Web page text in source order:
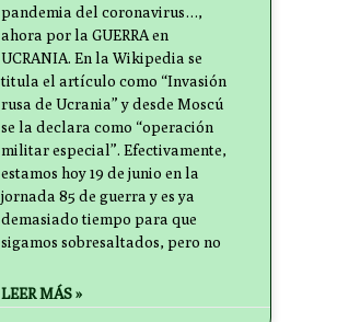
pandemia del coronavirus…,
ahora por la GUERRA en
UCRANIA. En la Wikipedia se
titula el artículo como “Invasión
rusa de Ucrania” y desde Moscú
se la declara como “operación
militar especial”. Efectivamente,
estamos hoy 19 de junio en la
jornada 85 de guerra y es ya
demasiado tiempo para que
sigamos sobresaltados, pero no
LEER MÁS »